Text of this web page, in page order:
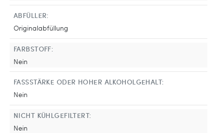
ABFÜLLER:
Originalabfüllung
FARBSTOFF:
Nein
FASSSTÄRKE ODER HOHER ALKOHOLGEHALT:
Nein
NICHT KÜHLGEFILTERT:
Nein